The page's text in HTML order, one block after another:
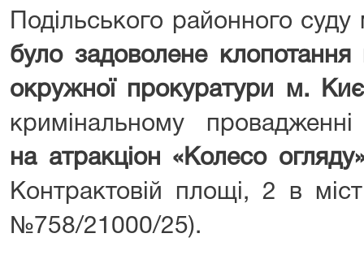
Подільського районного
було задоволене клопотання
окружної прокуратури м.
кримінальному
на атракціон «Колесо
Контрактовій площі, 2 в
№758/21000/25).